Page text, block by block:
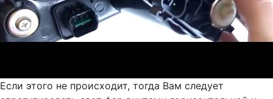
Если этого не происходит, тогда Вам следует